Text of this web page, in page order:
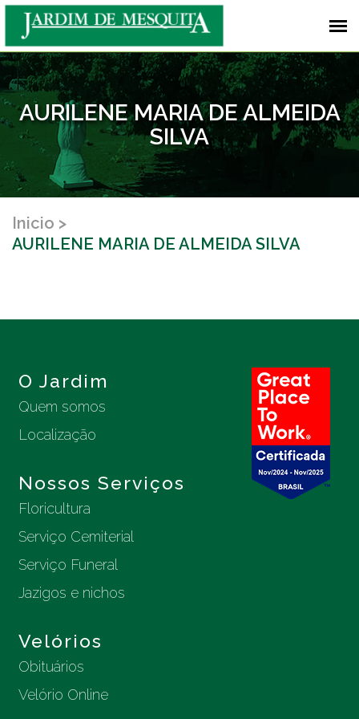
AURILENE MARIA DE ALMEIDA
SILVA
Inicio
AURILENE MARIA DE ALMEIDA SILVA
O Jardim
Quem somos
Localização
Nossos Serviços
Floricultura
Serviço Cemiterial
Serviço Funeral
Jazigos e nichos
Velórios
Obituários
Velório Online